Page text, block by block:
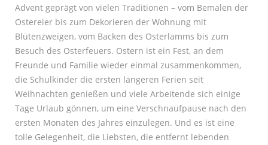
Advent geprägt von vielen Traditionen – vom Bemalen der
Ostereier bis zum Dekorieren der Wohnung mit
Blütenzweigen, vom Backen des Osterlamms bis zum
Besuch des Osterfeuers. Ostern ist ein Fest, an dem
Freunde und Familie wieder einmal zusammenkommen,
die Schulkinder die ersten längeren Ferien seit
Weihnachten genießen und viele Arbeitende sich einige
Tage Urlaub gönnen, um eine Verschnaufpause nach den
ersten Monaten des Jahres einzulegen. Und es ist eine
tolle Gelegenheit, die Liebsten, die entfernt lebenden